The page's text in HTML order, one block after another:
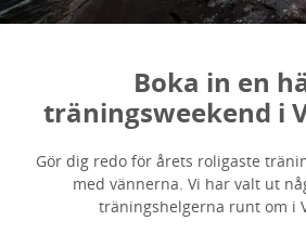
Boka in en
träningsweekend i
Gör dig redo för årets roligaste
med vännerna. Vi har valt ut
träningshelgerna runt om i